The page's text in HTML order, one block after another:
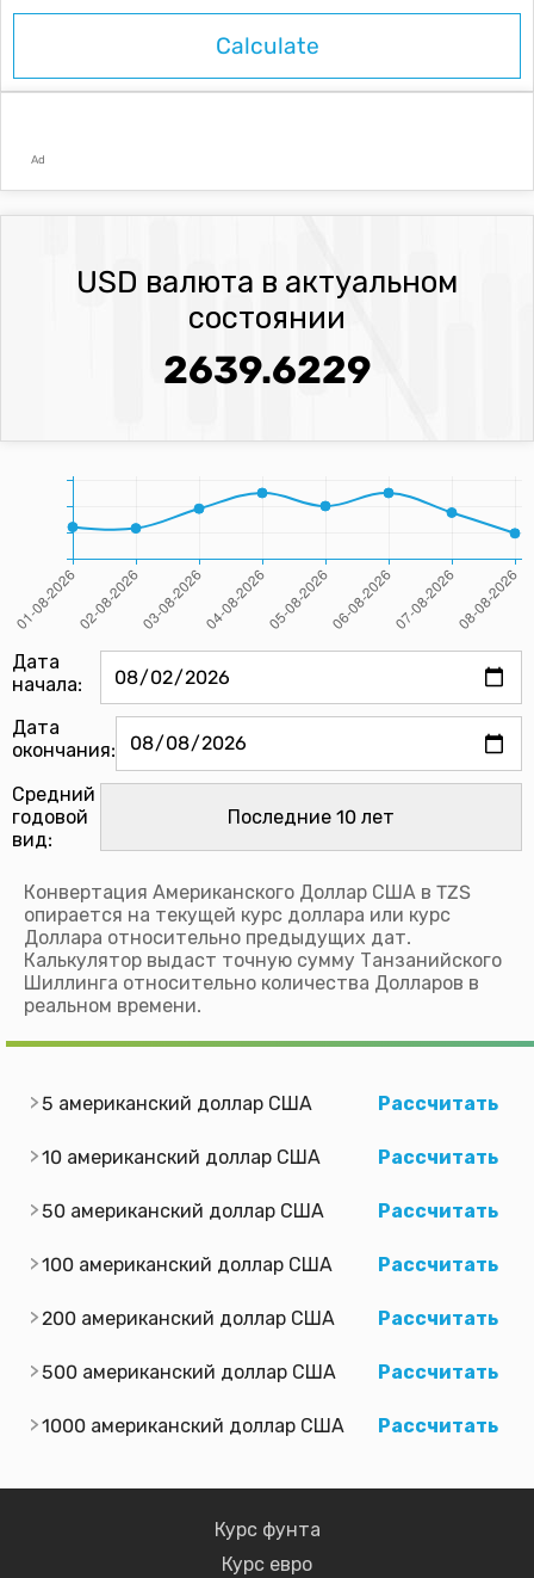
Ad
USD валюта в актуальном
состоянии
2639.6229
Дата
начала:
Дата
окончания:
Средний
годовой
вид:
Конвертация Американского Доллар США в TZS
опирается на текущей курс доллара или курс
Доллара относительно предыдущих дат.
Калькулятор выдаст точную сумму Танзанийского
Шиллинга относительно количества Долларов в
реальном времени.
5 американский доллар США Рассчитать
10 американский доллар США Рассчитать
50 американский доллар США Рассчитать
100 американский доллар США Рассчитать
200 американский доллар США Рассчитать
500 американский доллар США Рассчитать
1000 американский доллар США Рассчитать
Курс фунта
Курс евро